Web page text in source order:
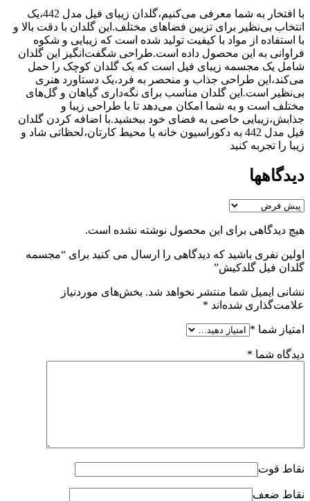
با افتخار به شما معرفی می‌کنیم،گلدان زیبای فیل مدل 442،یک
انتخاب بی‌نظیر برای تزیین فضاهای مختلف.این گلدان با دقت بالا و
با استفاده از مواد با کیفیت تولید شده است که زیبایی و شکوه
فراوانی به این محصول داده است.طراحی شگفت‌انگیز این گلدان
شامل یک مجسمه زیبای فیل است که یک گلدان کوچک را حمل
می‌کند،این طراحی جذاب و منحصر به فرد،یک دستاورد هنری
بی‌نظیر است.این گلدان مناسب برای نگه‌داری گیاهان و گل‌های
مختلف است و به شما امکان می‌دهد تا با طراحی زیبا و
جذابش،زیبایی خاصی به فضای خود ببخشید.با اضافه کردن گلدان
فیل مدل 442 به دکوراسیون خانه یا محیط کارتان،لحظاتی شاد و
زیبا را تجربه کنید
دیدگاهها
هیچ دیدگاهی برای این محصول نوشته نشده است.
اولین نفری باشید که دیدگاهی را ارسال می کنید برای “مجسمه
گلدان فیل گلدکیش”
نشانی ایمیل شما منتشر نخواهد شد. بخش‌های موردنیاز
علامت‌گذاری شده‌اند *
امتیاز شما *
دیدگاه شما *
نقاط قوت
نقاط ضعف